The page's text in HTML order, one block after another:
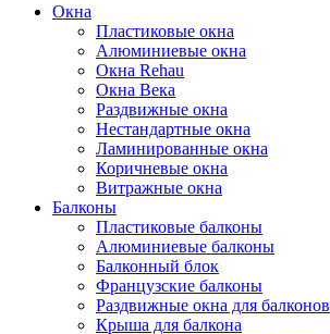
Окна
Пластиковые окна
Алюминиевые окна
Окна Rehau
Окна Века
Раздвижные окна
Нестандартные окна
Ламинированные окна
Коричневые окна
Витражные окна
Балконы
Пластиковые балконы
Алюминиевые балконы
Балконный блок
Французские балконы
Раздвижные окна для балконов
Крыша для балкона